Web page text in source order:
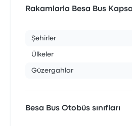
Rakamlarla Besa Bus
Şehirler
Ülkeler
Güzergahlar
Besa Bus Otobüs sınıfları